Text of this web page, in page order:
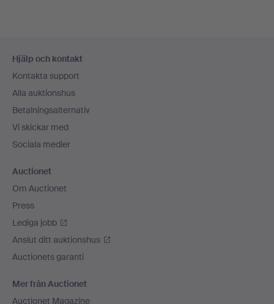
Hjälp och kontakt
Kontakta support
Alla auktionshus
Betalningsalternativ
Vi skickar med
Sociala medier
Auctionet
Om Auctionet
Press
Lediga jobb
Anslut ditt auktionshus
Auctionets garanti
Mer från Auctionet
Auctionet Magazine